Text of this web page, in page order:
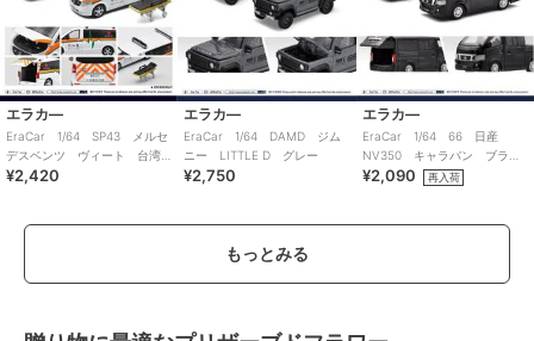
エラカ―
EraCar 1/64 SP43 メルセ
デスベンツ ヴィート 台湾
救急 阿仙號 ストレッチャ
¥2,420
エラカ―
EraCar 1/64 DAMD ジム
ニー LITTLE D グレー
¥2,750
エラカ―
EraCar 1/64 66 日産
NV350 キャラバン ブラッ
ク
¥2,090 再入荷
もっとみる